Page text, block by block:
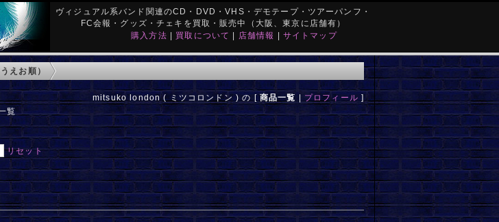
ヴィジュアル系バンド関連のCD・DVD・VHS・デモテープ・ツアーパンフ・
FC会報・グッズ・チェキを買取・販売中（大阪、東京に店舗有）
購入方法 | 買取について | 店舗情報 | サイトマップ
えお順）
mitsuko london ( ミツコロンドン ) の [ 商品一覧 | プロフィール ]
覧
リセット